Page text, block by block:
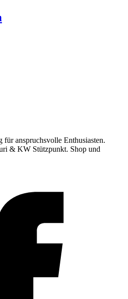
anspruchsvolle Enthusiasten.
& KW Stützpunkt. Shop und